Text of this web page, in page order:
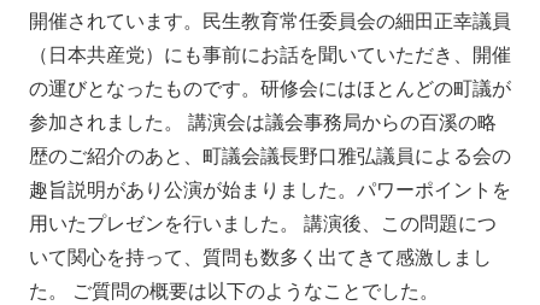
開催されています。民生教育常任委員会の細田正幸議員
（日本共産党）にも事前にお話を聞いていただき、開催
の運びとなったものです。研修会にはほとんどの町議が
参加されました。 講演会は議会事務局からの百溪の略
歴のご紹介のあと、町議会議長野口雅弘議員による会の
趣旨説明があり公演が始まりました。パワーポイントを
用いたプレゼンを行いました。 講演後、この問題につ
いて関心を持って、質問も数多く出てきて感激しまし
た。 ご質問の概要は以下のようなことでした。